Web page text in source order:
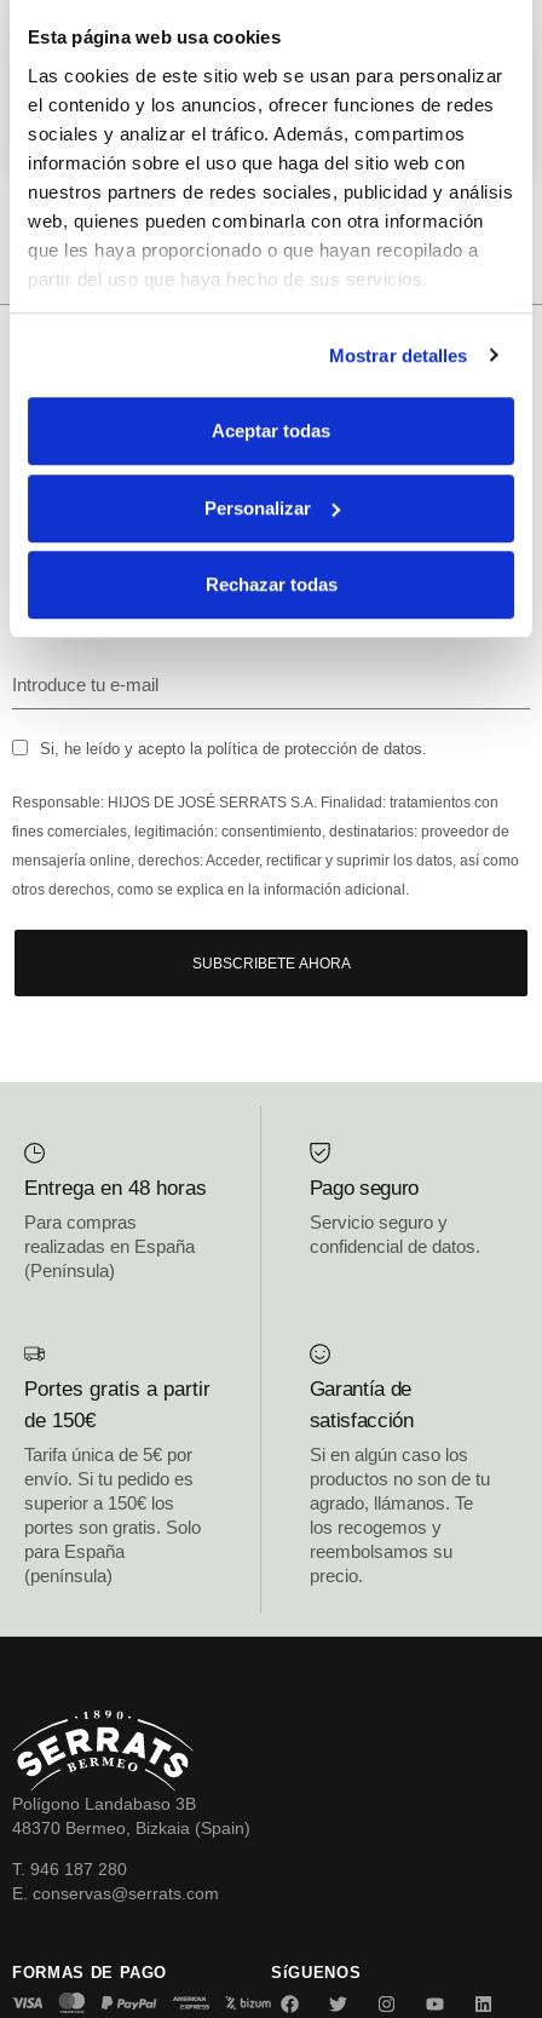
Esta página web usa cookies
Las cookies de este sitio web se usan para personalizar
el contenido y los anuncios, ofrecer funciones de redes
sociales y analizar el tráfico. Además, compartimos
información sobre el uso que haga del sitio web con
nuestros partners de redes sociales, publicidad y análisis
web, quienes pueden combinarla con otra información
que les haya proporcionado o que hayan recopilado a
partir del uso que haya hecho de sus servicios.
Mostrar detalles
Aceptar todas
Personalizar
Rechazar todas
polvo de queso helado, albahaca y
caviar de tomate
10% de descuento
con tu primera compra.
Apúntatea nuestra newsletter para recibir nuestrasofertasy
un 10% de descuento
Si, he leído y acepto la política de protección de datos.
Responsable: HIJOS DE JOSÉ SERRATS S.A. Finalidad: tratamientos con
fines comerciales, legitimación: consentimiento, destinatarios: proveedor de
mensajería online, derechos: Acceder, rectificar y suprimir los datos, así como
otros derechos, como se explica en la información adicional.
SUBSCRIBETE AHORA
Entrega en 48 horas
Para compras
realizadas en España
(Península)
Pago seguro
Servicio seguro y
confidencial de datos.
Portes gratis a partir
de 150€
Tarifa única de 5€ por
envío. Si tu pedido es
superior a 150€ los
portes son gratis. Solo
para España
(península)
Garantía de
satisfacción
Si en algún caso los
productos no son de tu
agrado, llámanos. Te
los recogemos y
reembolsamos su
precio.
Polígono Landabaso 3B
48370 Bermeo, Bizkaia (Spain)
T. 946 187 280
E. conservas@serrats.com
FORMAS DE PAGO SíGUENOS